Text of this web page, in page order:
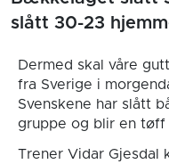
slått 30-23
Dermed skal våre
fra Sverige i
Svenskene har slått
gruppe og blir en tøff
Trener Vidar Gjesdal